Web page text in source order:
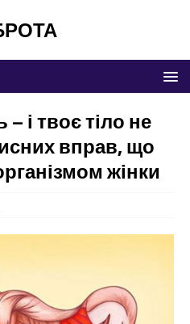
і твоє тіло не
вправ, що
жінки